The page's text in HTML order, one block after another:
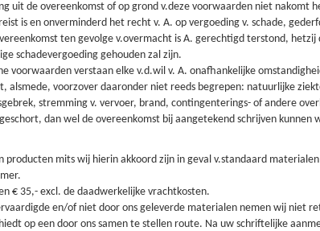
uit de overeenkomst of op grond v.deze voorwaarden niet
is en onverminderd het recht v. A. op vergoeding v. schade,
ten gevolge v.overmacht is A. gerechtigd terstond,
schadevergoeding gehouden zal zijn.
voorwaarden verstaan elke v.d.wil v. A. onafhankelijke
alsmede, voorzover daaronder niet reeds begrepen: natuurlijke
stremming v. vervoer, brand, contingenterings- of andere
dan wel de overeenkomst bij aangetekend schrijven
producten mits wij hierin akkoord zijn in geval v.standaard
€ 35,- excl. de daadwerkelijke vrachtkosten.
en/of niet door ons geleverde materialen nemen wij niet
op een door ons samen te stellen route. Na uw schriftelijke